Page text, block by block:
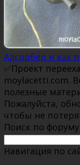
Адсорбер и как
✅Проект
moylacetti.com.
полезные
Пожалуйста,
чтобы не
Поиск по форуму
Поиск:
Навигация по